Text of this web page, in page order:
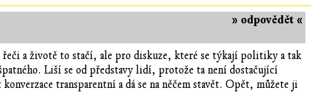
» odpovědět «
řeči a životě to stačí, ale pro diskuze, které se týkají politiky a tak
Liší se od představy lidí, protože ta není dostačující
transparentní a dá se na něčem stavět. Opět, můžete ji